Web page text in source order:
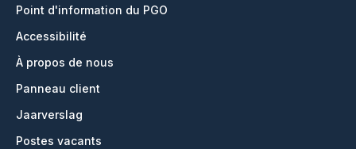
Point d'information du PGO
Accessibilité
À propos de nous
Panneau client
Jaarverslag
Postes vacants